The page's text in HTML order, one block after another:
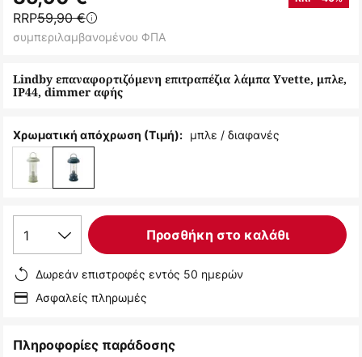
αρχή
της
εικόνων
Lindby επαναφορτιζόμενη επιτραπέζια λάμπα Yvette, μπλε,
IP44, dimmer αφής
RRP59,90 €
συμπεριλαμβανομένου ΦΠΑ
Χρωματική απόχρωση (Τιμή): μπλε / διαφανές
1 Προσθήκη στο καλάθι
Δωρεάν επιστροφές εντός 50 ημερών
Ασφαλείς πληρωμές
Πληροφορίες παράδοσης